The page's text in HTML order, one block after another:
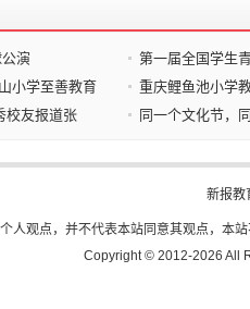
演
第一届全国学生
小学至善教育
重庆鲤鱼池小学
校友报道张
同一个文化节，
新报教
人观点，并不代表本站同意其观点，本
Copyright © 2012-2026 All